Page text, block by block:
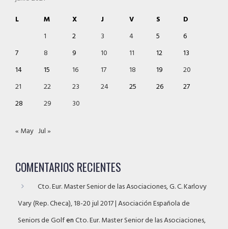
L
M X J V S
D
1
2 3 4 5
6
7
8 9 10 11 12
13
14
15 16 17 18 19
20
21
22 23 24 25 26
27
28
29 30
« May Jul »
COMENTARIOS RECIENTES
Cto. Eur. Master Senior de las Asociaciones, G. C. Karlovy
Vary (Rep. Checa), 18-20 jul 2017 | Asociación Española de
Seniors de GolfenCto. Eur. Master Senior de las Asociaciones,